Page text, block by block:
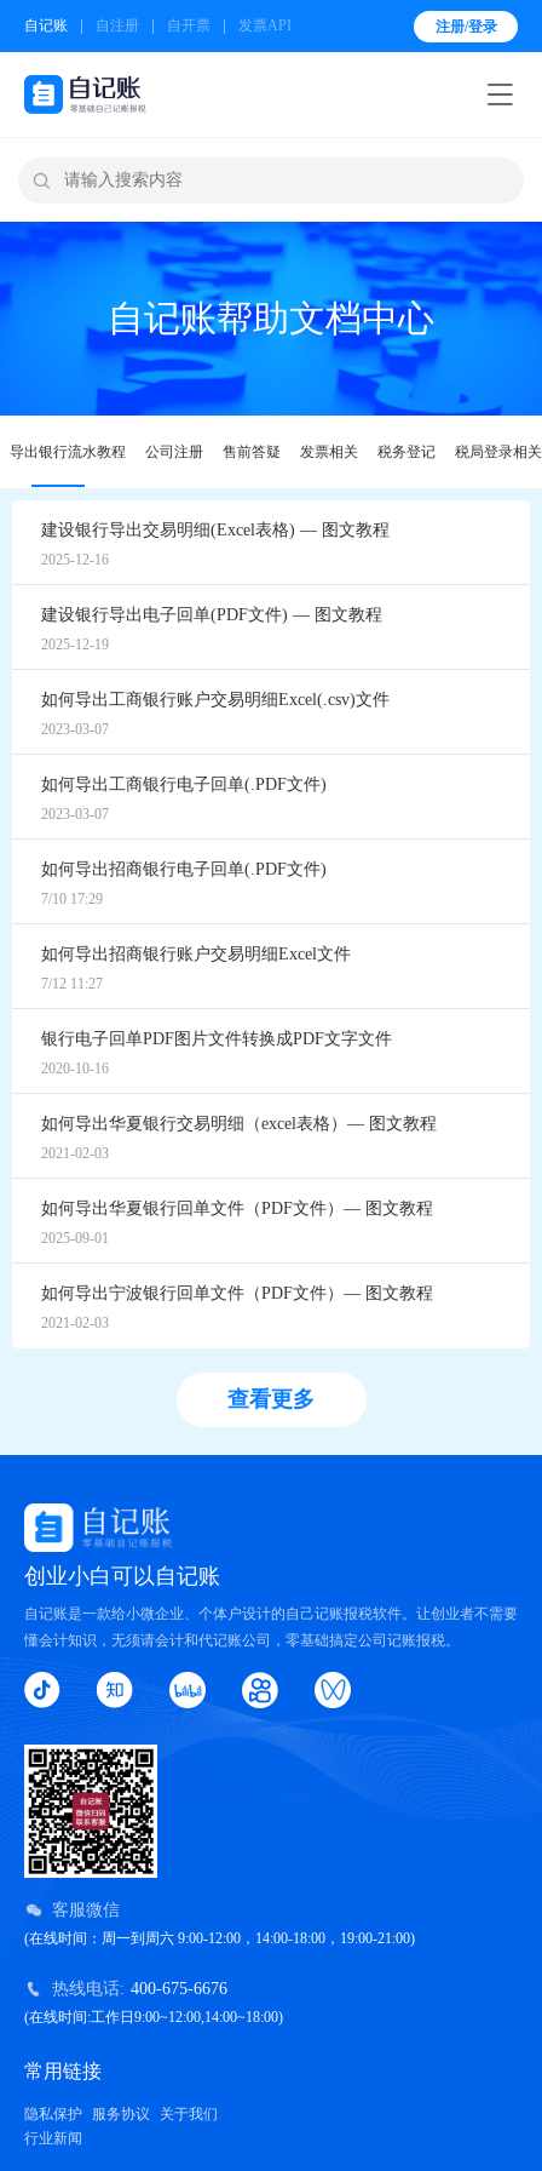
自记账 自注册 自开票 发票API 注册/登录


自记账帮助文档中心
导出银行流水教程 公司注册 售前答疑 发票相关 税务登记 税局登录相
建设银行导出交易明细(Excel表格) — 图文教程
2025-12-16
建设银行导出电子回单(PDF文件) — 图文教程
2025-12-19
如何导出工商银行账户交易明细Excel(.csv)文件
2023-03-07
如何导出工商银行电子回单(.PDF文件)
2023-03-07
如何导出招商银行电子回单(.PDF文件)
7/10 17:29
如何导出招商银行账户交易明细Excel文件
7/12 11:27
银行电子回单PDF图片文件转换成PDF文字文件
2020-10-16
如何导出华夏银行交易明细（excel表格）— 图文教程
2021-02-03
如何导出华夏银行回单文件（PDF文件）— 图文教程
2025-09-01
如何导出宁波银行回单文件（PDF文件）— 图文教程
2021-02-03
查看更多
创业小白可以自记账
自记账是一款给小微企业、个体户设计的自己记账报税软件。让创业者不需要
懂会计知识，无须请会计和代记账公司，零基础搞定公司记账报税。
客服微信
(在线时间：周一到周六 9:00-12:00，14:00-18:00，19:00-21:00)
热线电话: 400-675-6676
(在线时间:工作日9:00~12:00,14:00~18:00)
常用链接
隐私保护 服务协议
关于我们
行业新闻